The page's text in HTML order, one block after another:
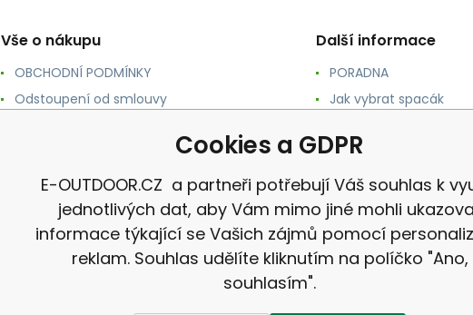
Vše o nákupu
OBCHODNÍ PODMÍNKY
Odstoupení od smlouvy
Ochrana osobních údajů
Další informace
PORADNA
Jak vybrat spacák
Jak vybrat karimatku
Reklamace
Cookies a GDPR
E-OUTDOOR.CZ a partneři potřebují Váš souhlas k
jednotlivých dat, aby Vám mimo jiné mohli
informace týkající se Vašich zájmů pomocí
reklam. Souhlas udělíte kliknutím na políčko "Ano,
souhlasím".